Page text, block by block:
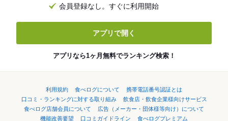
会員登録なし。すぐに利用開始
アプリで開く
アプリなら1ヶ月無料でランキング検索！
利用規約 食べログについて
携帯電話番号認証とは
口コミ・ランキングに対する取り組み
飲食店・飲食企業様向けサービス
食べログ店舗会員について
広告（メーカー・団体様等向け）について
機能改善要望
口コミガイドライン 食べログプレミアム